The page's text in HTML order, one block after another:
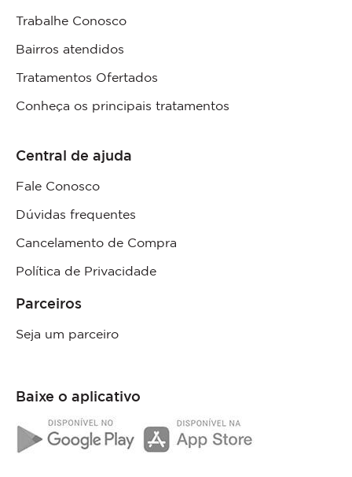
Trabalhe Conosco
Bairros atendidos
Tratamentos Ofertados
Conheça os principais tratamentos
Central de ajuda
Fale Conosco
Dúvidas frequentes
Cancelamento de Compra
Política de Privacidade
Parceiros
Seja um parceiro
Baixe o aplicativo